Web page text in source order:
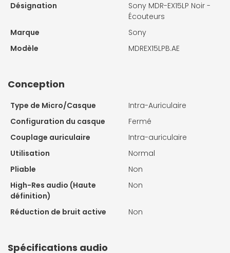
Désignation
Sony MDR-EX15LP Noir -
Écouteurs
Marque
Sony
Modèle
MDREX15LPB.AE
Conception
Type de Micro/Casque
Intra-Auriculaire
Configuration du casque
Fermé
Couplage auriculaire
Intra-auriculaire
Utilisation
Normal
Pliable
Non
High-Res audio (Haute
définition)
Non
Réduction de bruit active Non
Spécifications audio